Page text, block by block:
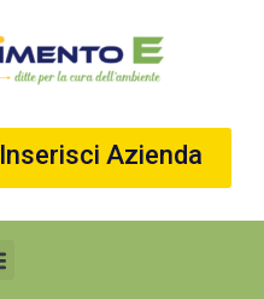
Inserisci Azienda